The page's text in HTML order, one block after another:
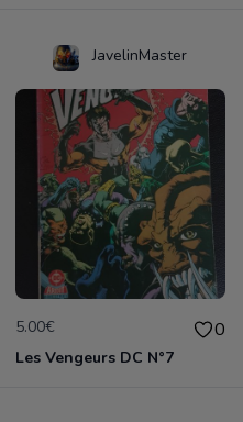
JavelinMaster
5.00€ 0
Les Vengeurs DC N°7